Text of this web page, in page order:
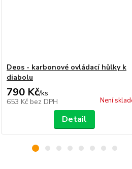
Deos - karbonové ovládací hůlky k
diabolu
790 Kč/ks
653 Kč bez DPH Není
Detail